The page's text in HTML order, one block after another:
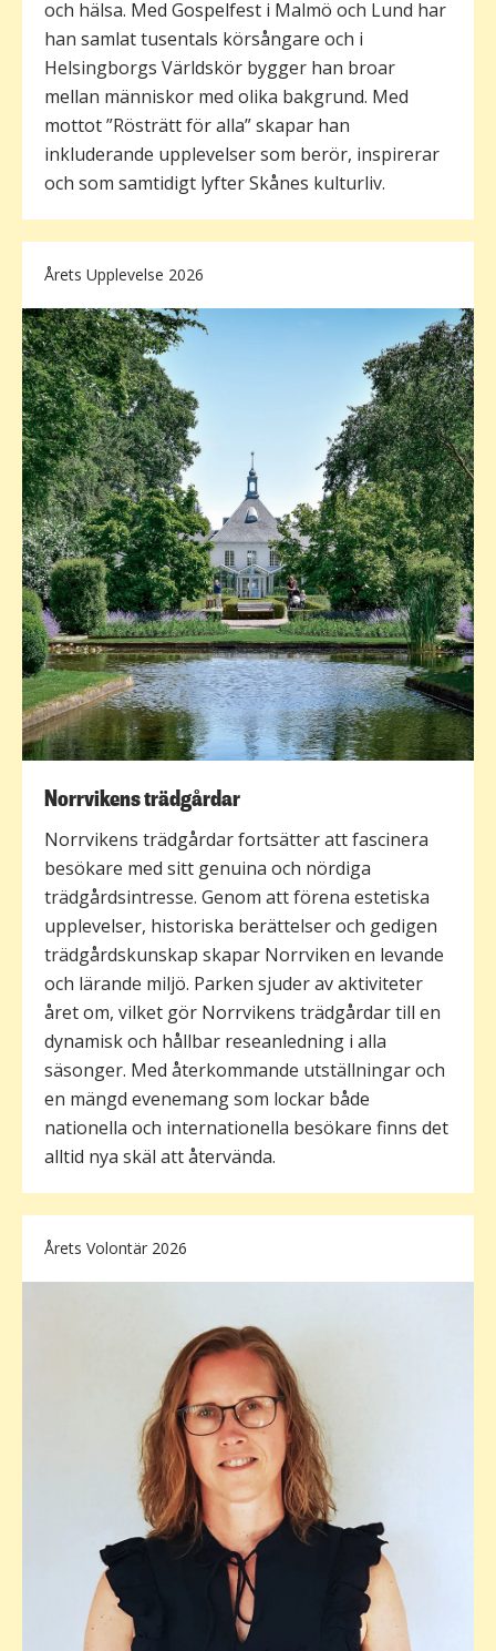
och hälsa. Med Gospelfest i Malmö och Lund har
han samlat tusentals körsångare och i
Helsingborgs Världskör bygger han broar
mellan människor med olika bakgrund. Med
mottot ”Rösträtt för alla” skapar han
inkluderande upplevelser som berör, inspirerar
och som samtidigt lyfter Skånes kulturliv.
Årets Upplevelse 2026
Norrvikens trädgårdar
Norrvikens trädgårdar fortsätter att fascinera
besökare med sitt genuina och nördiga
trädgårdsintresse. Genom att förena estetiska
upplevelser, historiska berättelser och gedigen
trädgårdskunskap skapar Norrviken en levande
och lärande miljö. Parken sjuder av aktiviteter
året om, vilket gör Norrvikens trädgårdar till en
dynamisk och hållbar reseanledning i alla
säsonger. Med återkommande utställningar och
en mängd evenemang som lockar både
nationella och internationella besökare finns det
alltid nya skäl att återvända.
Årets Volontär 2026